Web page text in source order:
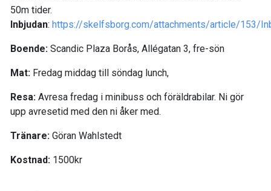
50m tider.
Inbjudan: https://skelfsborg.com/attachments/article/153/
Boende: Scandic Plaza Borås, Allégatan 3, fre-sön
Mat: Fredag middag till söndag lunch,
Resa: Avresa fredag i minibuss och föräldrabilar. Ni gör
upp avresetid med den ni åker med.
Tränare: Göran Wahlstedt
Kostnad: 1500kr